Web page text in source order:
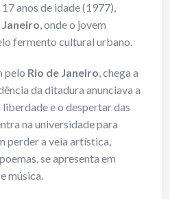
anos de idade (1977),
Janeiro, onde o jovem
fermento cultural urbano.
pelo Rio de Janeiro, chega a
da ditadura anunciava a
e o despertar das
na universidade para
perder a veia artística,
se apresenta em
música.